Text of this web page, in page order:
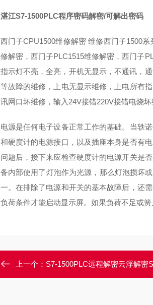
湛江S7-1500PLC程序密码解密/可解出密码
西门子CPU1500维修解密 维修西门子1500
修解密，西门子PLC1515维修解密，西门子
指示灯不亮，全亮，开机无显示，不通讯，
等故障的维修，上电无显示维修，上电所有
讯网口坏维修，输入24V接错220V接错电烧
电源是任何电子设备正常工作的基础。当轶
和硬度计的电源接口，以及插座本身是否有
问题后，接下来应检查硬度计的电源开关是
备内部使用了灯泡作为光源，那么灯泡损坏
一。在排除了电源和开关的基本故障后，还
负荷条件才能启动显示屏。如果负荷不足或
上一个： S7-1500PLC远程解密云浮解密S7-1500PLC程序禁止上